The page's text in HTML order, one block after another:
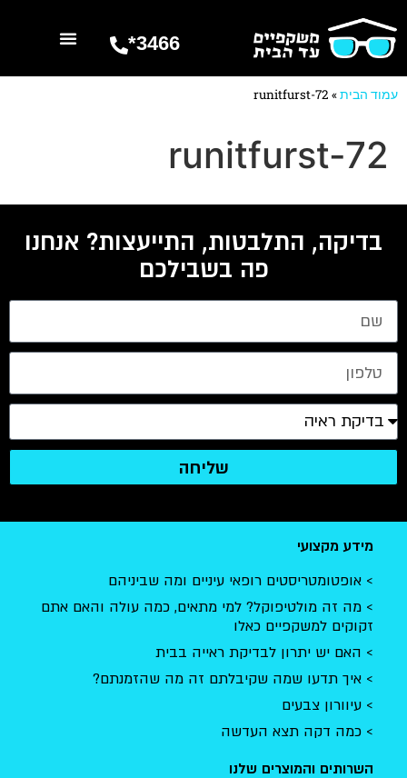
3466*
עמוד הבית»
runitfurst-72
runitfurst-72
בדיקה, התלבטות, התייעצות? אנחנו
פה בשבילכם
שליחה
מידע מקצועי
אופטומטריסטים רופאי עיניים ומה שביניהם
מה זה מולטיפוקל? למי מתאים, כמה עולה והאם אתם
זקוקים למשקפיים כאלו
האם יש יתרון לבדיקת ראייה בבית
איך תדעו שמה שקיבלתם זה מה שהזמנתם?
עיוורון צבעים
כמה דקה תצא העדשה
השרותים והמוצרים שלנו